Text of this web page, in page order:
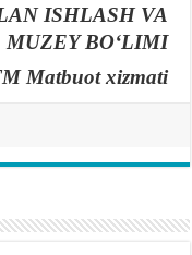
ISHLASH VA
MUZЕY BOʻLIMI
Matbuot xizmati